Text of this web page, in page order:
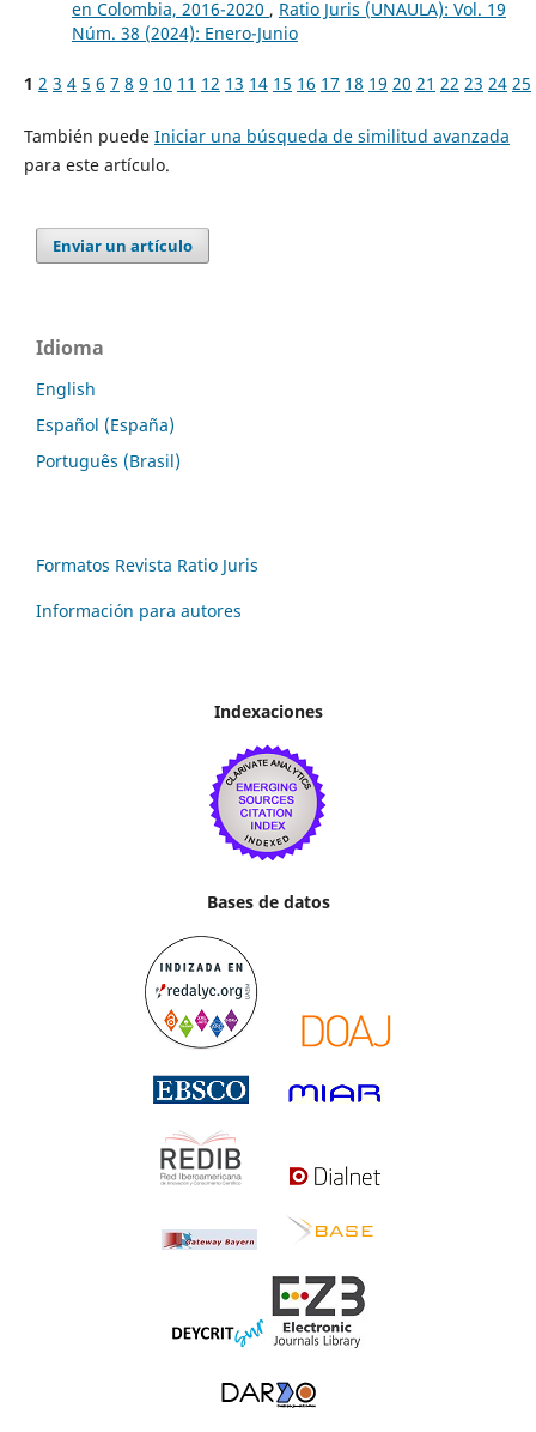
en Colombia, 2016-2020 , Ratio Juris (UNAULA): Vol. 19
Núm. 38 (2024): Enero-Junio
1 2 3 4 5 6 7 8 9 10 11 12 13 14 15 16 17 18 19 20 21 22 23 24 25
También puede Iniciar una búsqueda de similitud avanzada
para este artículo.
Enviar un artículo
Idioma
English
Español (España)
Português (Brasil)
Formatos Revista Ratio Juris
Información para autores
Indexaciones
Bases de datos